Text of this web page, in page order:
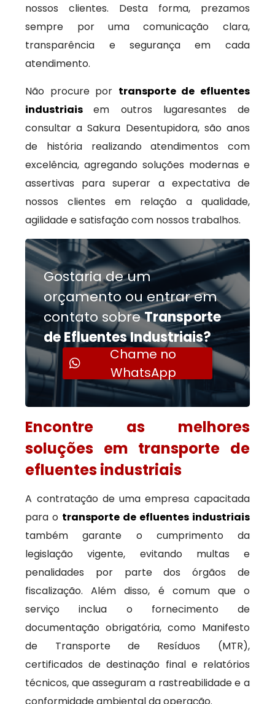
nossos clientes. Desta forma, prezamos
sempre por uma comunicação clara,
transparência e segurança em cada
atendimento.
Não procure por transporte de efluentes
industriaisem outros lugaresantes de
consultar a Sakura Desentupidora, são anos
de história realizando atendimentos com
excelência, agregando soluções modernas e
assertivas para superar a expectativa de
nossos clientes em relação a qualidade,
agilidade e satisfação com nossos trabalhos.
Gostaria de um
orçamento ou entrar em
contato sobreTransporte
de Efluentes Industriais?
Chame no
WhatsApp
Encontre as melhores
soluções em transporte de
efluentes industriais
A contratação de uma empresa capacitada
para o transporte de efluentes industriais
também garante o cumprimento da
legislação vigente, evitando multas e
penalidades por parte dos órgãos de
fiscalização. Além disso, é comum que o
serviço inclua o fornecimento de
documentação obrigatória, como Manifesto
de Transporte de Resíduos (MTR),
certificados de destinação final e relatórios
técnicos, que asseguram a rastreabilidade e a